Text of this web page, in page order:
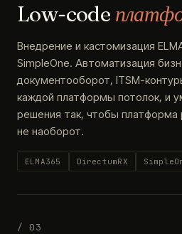
Low-code
Внедрение и кастомизация
SimpleOne. Автоматизация
документооборот, ITSM-
каждой платформы потолок, и
решения так, чтобы платформа
не наоборот.
ELMA365 DirectumRX
/ 03